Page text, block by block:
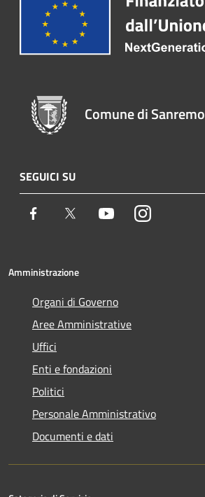
Comune di Sanremo
SEGUICI SU
Facebook Twitter YoutubeInstagram
Amministrazione
Organi di Governo
Aree Amministrative
Uffici
Enti e fondazioni
Politici
Personale Amministrativo
Documenti e dati